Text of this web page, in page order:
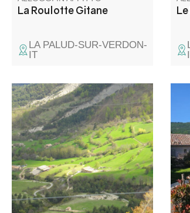
La Roulotte Gitane
LA PALUD-SUR-VERDON-
IT
Karine vi dà il benvenuto al
Domaine du Fa, una fattoria
del XVIII secolo con pecore,
un'aia, castagni secolari e corsi
di ceramica.